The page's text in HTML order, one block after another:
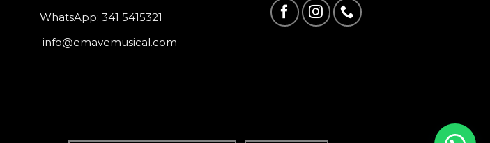
WhatsApp:341 5415321
info@emavemusical.com